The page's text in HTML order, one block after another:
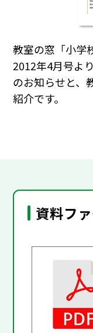
教室の窓「小
2012年4月号よ
のお知らせと、
紹介です。
資料フ